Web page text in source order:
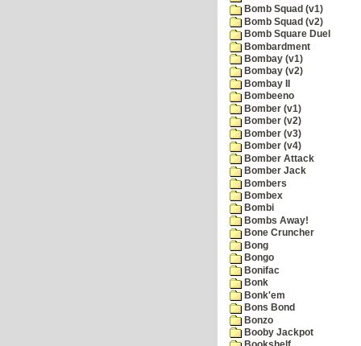
Bomb Squad (v1)
Bomb Squad (v2)
Bomb Square Duel
Bombardment
Bombay (v1)
Bombay (v2)
Bombay II
Bombeeno
Bomber (v1)
Bomber (v2)
Bomber (v3)
Bomber (v4)
Bomber Attack
Bomber Jack
Bombers
Bombex
Bombi
Bombs Away!
Bone Cruncher
Bong
Bongo
Bonifac
Bonk
Bonk'em
Bons Bond
Bonzo
Booby Jackpot